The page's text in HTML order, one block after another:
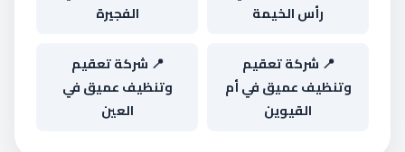
رأس الخيمة
الفجيرة
📍 شركة تعقيم
وتنظيف عميق في أم
القيوين
📍 شركة تعقيم
وتنظيف عميق في
العين